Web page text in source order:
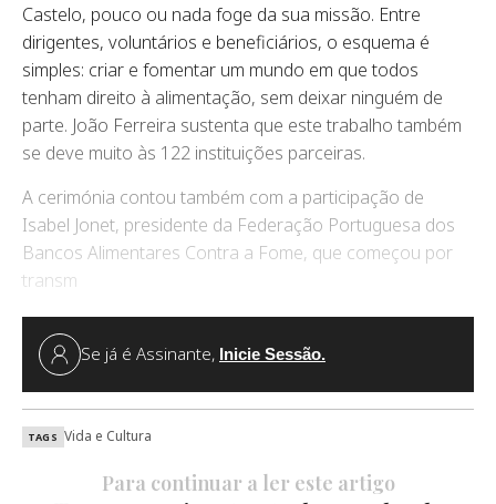
Castelo, pouco ou nada foge da sua missão. Entre
dirigentes, voluntários e beneficiários, o esquema é
simples: criar e fomentar um mundo em que todos
tenham direito à alimentação, sem deixar ninguém de
parte. João Ferreira sustenta que este trabalho também
se deve muito às 122 instituições parceiras.
A cerimónia contou também com a participação de
Isabel Jonet, presidente da Federação Portuguesa dos
Bancos Alimentares Contra a Fome, que começou por
transm
Se já é Assinante, Inicie Sessão.
TAGS Vida e Cultura
Para continuar a ler este artigo